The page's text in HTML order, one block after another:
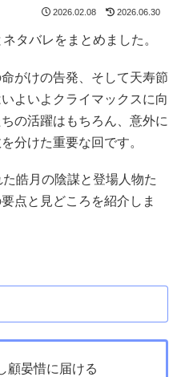
2026.02.08 2026.06.30
タバレをまとめました。
がけの告発、そして天寿節
よいよクライマックスに向
の活躍はもちろん、意外に
分けた重要な回です。
皓月の陰謀と登場人物た
点と見どころを紹介しま
顧晏惜に届ける